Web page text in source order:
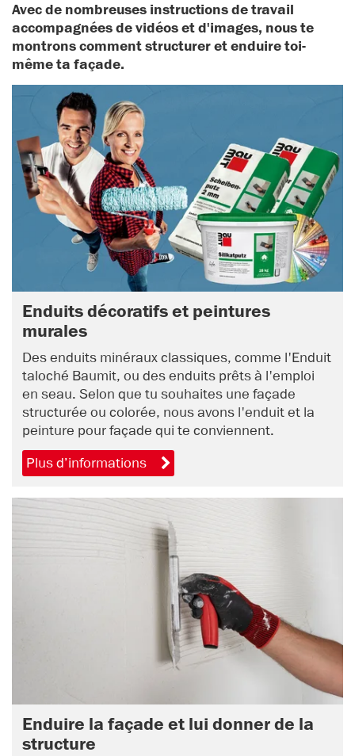
Avec de nombreuses instructions de travail
accompagnées de vidéos et d'images, nous te
montrons comment structurer et enduire toi-
même ta façade.
Enduits décoratifs et peintures
murales
Des enduits minéraux classiques, comme l'Enduit
taloché Baumit, ou des enduits prêts à l'emploi
en seau. Selon que tu souhaites une façade
structurée ou colorée, nous avons l'enduit et la
peinture pour façade qui te conviennent.
Plus d’informations
Enduire la façade et lui donner de la
structure